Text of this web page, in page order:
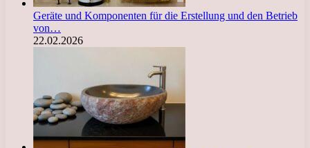
Geräte und Komponenten für die Erstellung und den Betrieb
von…
22.02.2026